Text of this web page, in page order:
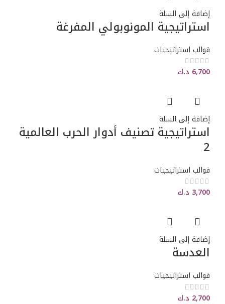
إضافة إلى السلة
استراتيجية المونوبولي المفرغة
قوالب استراتيجيات
6,700 د.ك
إضافة إلى السلة
استراتيجية تصنيف أدوار الحرب العالمية
2
قوالب استراتيجيات
3,700 د.ك
إضافة إلى السلة
العدسة
قوالب استراتيجيات
2,700 د.ك